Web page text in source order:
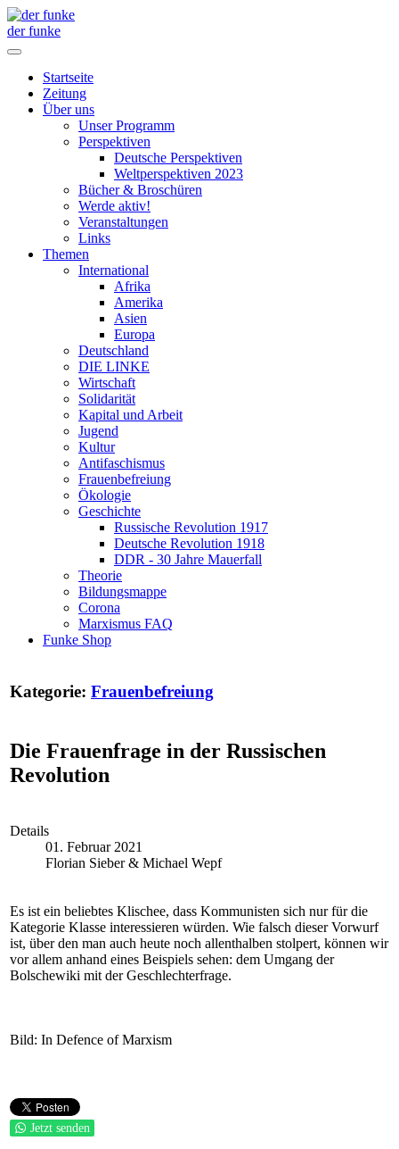
der funke
Startseite
Zeitung
Über uns
Unser Programm
Perspektiven
Deutsche Perspektiven
Weltperspektiven 2023
Bücher & Broschüren
Werde aktiv!
Veranstaltungen
Links
Themen
International
Afrika
Amerika
Asien
Europa
Deutschland
DIE LINKE
Wirtschaft
Solidarität
Kapital und Arbeit
Jugend
Kultur
Antifaschismus
Frauenbefreiung
Ökologie
Geschichte
Russische Revolution 1917
Deutsche Revolution 1918
DDR - 30 Jahre Mauerfall
Theorie
Bildungsmappe
Corona
Marxismus FAQ
Funke Shop
Kategorie: Frauenbefreiung
Die Frauenfrage in der Russischen
Revolution
Details
01. Februar 2021
Florian Sieber & Michael Wepf
Es ist ein beliebtes Klischee, dass Kommunisten sich nur für die
Kategorie Klasse interessieren würden. Wie falsch dieser Vorwurf
ist, über den man auch heute noch allenthalben stolpert, können wir
vor allem anhand eines Beispiels sehen: dem Umgang der
Bolschewiki mit der Geschlechterfrage.
Bild: In Defence of Marxism
Jetzt senden